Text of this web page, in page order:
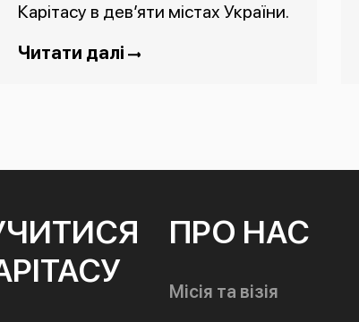
Карітасу в дев’яти містах України.
Читати далі
ПРО НАС
Місія та візія